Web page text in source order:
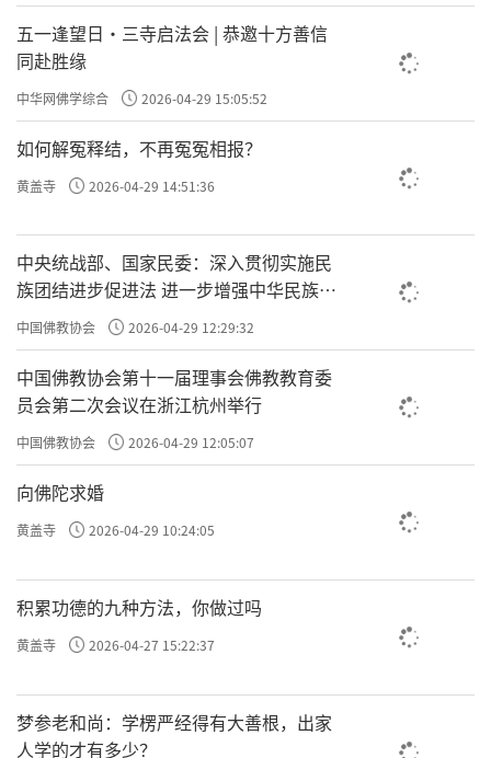
法，你也看看、数一数他的历代的家谱。
凡人有数。极善之人，数固拘他不定；极恶之
人，数亦拘他不定。极善之人、极恶之人，刚
才说的袁了凡慢慢变成了极善之人，所以孔先
生算的命不准了。但袁了凡如果变成极恶之
差。可能他当选四川一大尹，就没了；可能53
岁他没活到，他就走了；可能他会一身疾病，
在疾病中离开……他命还会越改越差。
因为极善之人
一直在积累你的福报，所以你命
会越来越好，命就不被数 极恶之人，
一直作恶，你的命会越来越差，所以也算不
准。
汝二十年来，被他算定，不曾转动一毫，岂非
岁碰到孔先生，36岁碰到云谷禅师，整整20
年；你被他算定，不曾转动一毫，岂非是凡
吗？
五一逢望日・三寺启法会 | 恭邀十方善信
同赴胜缘
中华网佛学综合 2026-04-29 15:05:52
如何解冤释结，不再冤冤相报？
黄盖寺 2026-04-29 14:51:36
中央统战部、国家民委：深入贯彻实施民
族团结进步促进法 进一步增强中华民族凝
聚力向心力
中国佛教协会 2026-04-29 12:29:32
中国佛教协会第十一届理事会佛教教育委
员会第二次会议在浙江杭州举行
中国佛教协会 2026-04-29 12:05:07
向佛陀求婚
黄盖寺 2026-04-29 10:24:05
积累功德的九种方法，你做过吗
黄盖寺 2026-04-27 15:22:37
梦参老和尚：学楞严经得有大善根，出家
人学的才有多少？